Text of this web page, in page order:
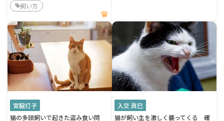
飼い方
宮脇灯子
猫の多頭飼いで起きた盗み食い問
入交 眞巳
猫が飼い主を激しく襲ってくる 確